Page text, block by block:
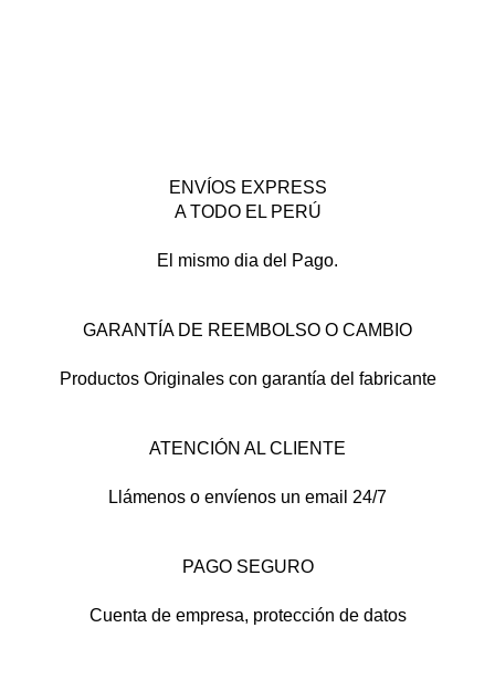
ENVÍOS EXPRESS
A TODO EL PERÚ
El mismo dia del Pago.
GARANTÍA DE REEMBOLSO O CAMBIO
Productos Originales con garantía del fabricante
ATENCIÓN AL CLIENTE
Llámenos o envíenos un email 24/7
PAGO SEGURO
Cuenta de empresa, protección de datos